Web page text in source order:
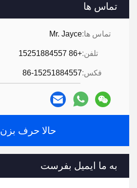
تماس ها
تماس ها:Mr. Jayce
تلفن:+86 15251884557
فکس:86-15251884557
حالا حرف بزن
به ما ایمیل بفرست